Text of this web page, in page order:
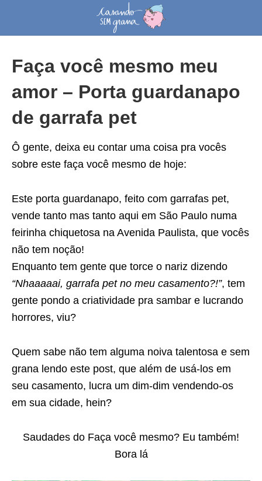
Faça você mesmo meu
amor – Porta guardanapo
de garrafa pet
Ô gente, deixa eu contar uma coisa pra vocês
sobre este faça você mesmo de hoje:
Este porta guardanapo, feito com garrafas pet,
vende tanto mas tanto aqui em São Paulo numa
feirinha chiquetosa na Avenida Paulista, que vocês
não tem noção!
Enquanto tem gente que torce o nariz dizendo
“Nhaaaaai, garrafa pet no meu casamento?!”, tem
gente pondo a criatividade pra sambar e lucrando
horrores, viu?
Quem sabe não tem alguma noiva talentosa e sem
grana lendo este post, que além de usá-los em
seu casamento, lucra um dim-dim vendendo-os
em sua cidade, hein?
Saudades do Faça você mesmo? Eu também!
Bora lá